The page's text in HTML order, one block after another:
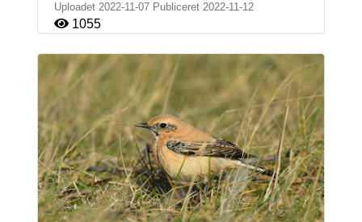
Uploadet 2022-11-07 Publiceret 2022-11-12
1055